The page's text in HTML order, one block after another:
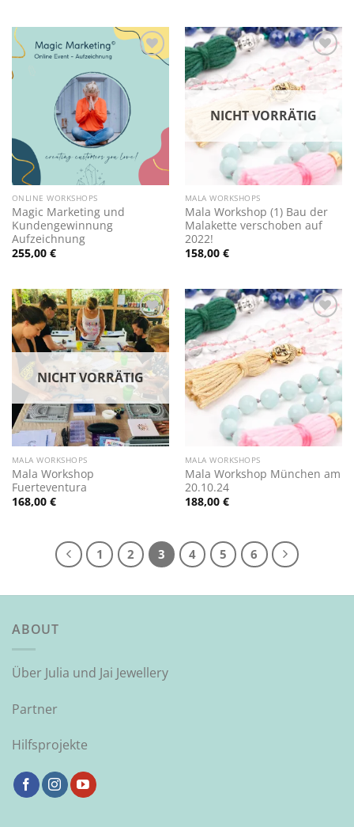
Wunschliste
hinzufügen
ONLINE WORKSHOPS
Magic Marketing und
Kundengewinnung
Aufzeichnung
255,00 €
Zur
Wunschliste
hinzufügen
NICHT VORRÄTIG
MALA WORKSHOPS
Mala Workshop (1) Bau der
Malakette verschoben auf
2022!
158,00 €
Zur
Wunschliste
hinzufügen
NICHT VORRÄTIG
MALA WORKSHOPS
Mala Workshop
Fuerteventura
168,00 €
Zur
Wunschliste
hinzufügen
MALA WORKSHOPS
Mala Workshop München am
20.10.24
188,00 €
1 2 3 4 5 6
ABOUT
Über Julia und Jai Jewellery
Partner
Hilfsprojekte